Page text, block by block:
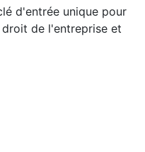
d'entrée unique pour
de l'entreprise et